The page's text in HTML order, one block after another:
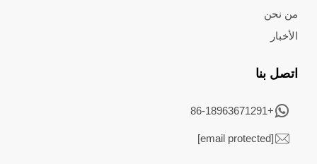
من نحن
الأخبار
اتصل بنا
+86-18963671291
[email protected]